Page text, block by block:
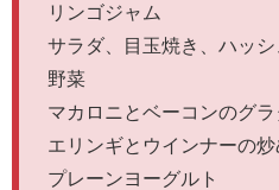
リンゴジャム
サラダ、目玉焼き、ハッ
野菜
マカロニとベーコンのグラ
エリンギとウインナーの炒
プレーンヨーグルト